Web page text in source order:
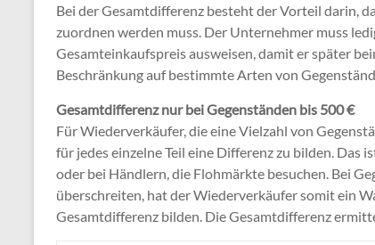
Bei der Gesamtdifferenz besteht der Vorteil darin,
zuordnen werden muss. Der Unternehmer muss
Gesamteinkaufspreis ausweisen, damit er später
Beschränkung auf bestimmte Arten von
Gesamtdifferenz nur bei Gegenständen bis 500 €
Für Wiederverkäufer, die eine Vielzahl von
für jedes einzelne Teil eine Differenz zu bilden. Das
oder bei Händlern, die Flohmärkte besuchen. Bei
überschreiten, hat der Wiederverkäufer somit ein
Gesamtdifferenz bilden. Die Gesamtdifferenz